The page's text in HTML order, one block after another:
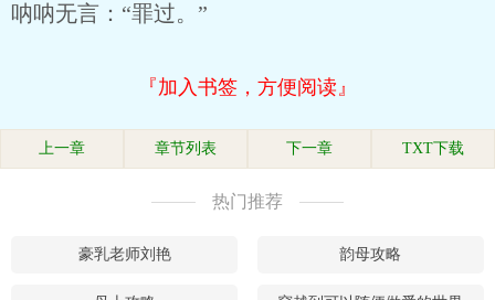
呐呐无言：“罪过。”
『加入书签，方便阅读』
上一章 章节列表 下一章 TXT下载
热门推荐
豪乳老师刘艳 韵母攻略